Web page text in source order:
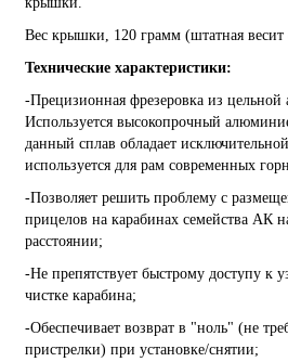
Вес крышки, 120 грамм (штатная весит
Технические характеристики:
-Прецизионная фрезеровка из цельной
Используется высокопрочный
данный сплав обладает
используется для рам современных
-Позволяет решить проблему с
прицелов на карабинах семейства АК
расстоянии;
-Не препятствует быстрому доступу
чистке карабина;
-Обеспечивает возврат в "ноль" (не
пристрелки) при установке/снятии;